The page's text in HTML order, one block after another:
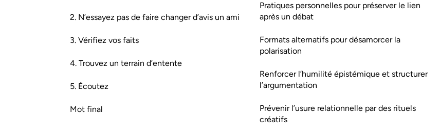
2. N’essayez pas de faire changer d’avis un ami
3. Vérifiez vos faits
4. Trouvez un terrain d’entente
5. Écoutez
Mot final
Pratiques personnelles pour préserver le lien
après un débat
Formats alternatifs pour désamorcer la
polarisation
Renforcer l’humilité épistémique et structurer
l’argumentation
Prévenir l’usure relationnelle par des rituels
créatifs